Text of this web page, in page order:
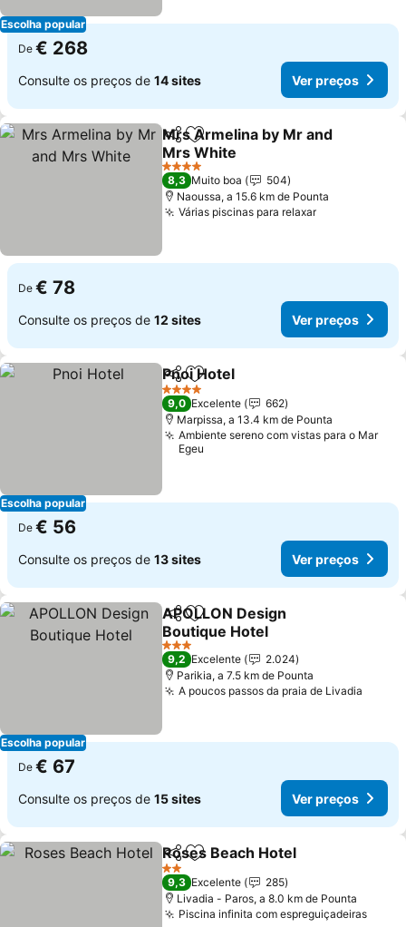
Escolha popular
De € 268
Consulte os preços de 14 sites Ver preços
PartilharAdicionar aos favoritos
Mrs Armelina by Mr and
Mrs White
Ver preços
4 Estrelas
8,3 Muito boa
504
Naoussa, a 15.6 km de Pounta
Várias piscinas para relaxarVer preços
De € 78
Consulte os preços de 12 sites Ver preços
Escolha popular
PartilharAdicionar aos favoritos
Pnoi Hotel
4 Estrelas
9,0 Excelente
662
Marpissa, a 13.4 km de Pounta
Ambiente sereno com vistas para o Mar
Egeu
De € 56
Consulte os preços de 13 sites Ver preços
Escolha popular
PartilharAdicionar aos favoritos
APOLLON Design
Boutique Hotel
Ver preços
3 Estrelas
9,2 Excelente
2.024
Parikia, a 7.5 km de Pounta
A poucos passos da praia de Livadia
De € 67
Consulte os preços de 15 sites Ver preços
PartilharAdicionar aos favoritos
Roses Beach Hotel
2 Estrelas
9,3 Excelente
285
Livadia - Paros, a 8.0 km de Pounta
Piscina infinita com espreguiçadeirasVer